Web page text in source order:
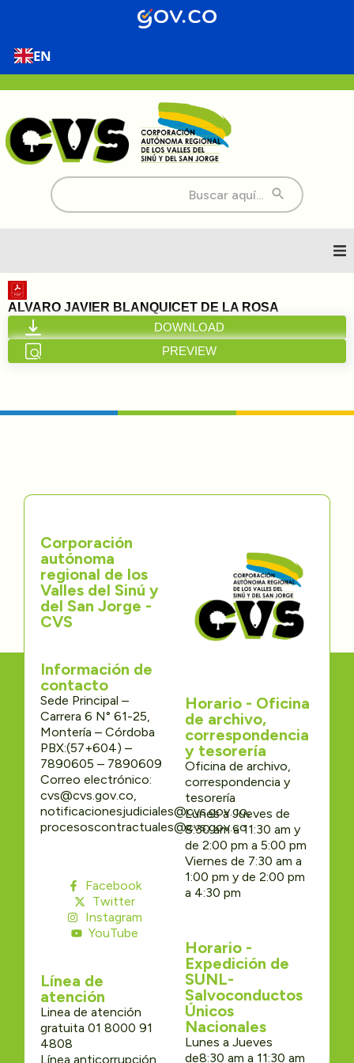
EN
Buscar:
Inicio
Nosotros
Transparencia
Participa
Trámites y Servicios
Contáctenos
ALVARO JAVIER BLANQUICET DE LA ROSA
DOWNLOAD
PREVIEW
Corporación
autónoma
regional de los
Valles del Sinú y
del San Jorge -
CVS
Información de
contacto
Sede Principal –
Carrera 6 N° 61-25,
Montería – Córdoba
PBX:(57+604) –
7890605 – 7890609
Correo electrónico:
cvs@cvs.gov.co,
notificacionesjudiciales@cvs.gov.co,
procesoscontractuales@cvs.gov.co
Facebook
Twitter
Instagram
YouTube
Línea de
atención
Linea de atención
gratuita 01 8000 91
4808
Línea anticorrupción
Horario - Oficina
de archivo,
correspondencia
y tesorería
Oficina de archivo,
correspondencia y
tesorería
Lunes a Jueves de
8:30 am a 11:30 am y
de 2:00 pm a 5:00 pm
Viernes de 7:30 am a
1:00 pm y de 2:00 pm
a 4:30 pm
Horario -
Expedición de
SUNL-
Salvoconductos
Únicos
Nacionales
Lunes a Jueves
de8:30 am a 11:30 am